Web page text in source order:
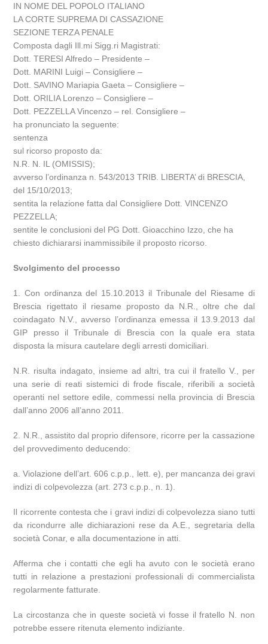
IN NOME DEL POPOLO ITALIANO
LA CORTE SUPREMA DI CASSAZIONE
SEZIONE TERZA PENALE
Composta dagli Ill.mi Sigg.ri Magistrati:
Dott. TERESI Alfredo – Presidente –
Dott. MARINI Luigi – Consigliere –
Dott. SAVINO Mariapia Gaeta – Consigliere –
Dott. ORILIA Lorenzo – Consigliere –
Dott. PEZZELLA Vincenzo – rel. Consigliere –
ha pronunciato la seguente:
sentenza
sul ricorso proposto da:
N.R. N. IL (OMISSIS);
avverso l’ordinanza n. 543/2013 TRIB. LIBERTA’ di BRESCIA,
del 15/10/2013;
sentita la relazione fatta dal Consigliere Dott. VINCENZO
PEZZELLA;
sentite le conclusioni del PG Dott. Gioacchino Izzo, che ha
chiesto dichiararsi inammissibile il proposto ricorso.
Svolgimento del processo
1. Con ordinanza del 15.10.2013 il Tribunale del Riesame di
Brescia rigettato il riesame proposto da N.R., oltre che dal
coindagato N.V., avverso l’ordinanza emessa il 13.9.2013 dal
GIP presso il Tribunale di Brescia con la quale era stata
disposta la misura cautelare degli arresti domiciliari.
N.R. risulta indagato, insieme ad altri, tra cui il fratello V., per
una serie di reati sistemici di frode fiscale, riferibili a società
operanti nel settore edile, commessi nella provincia di Brescia
dall’anno 2006 all’anno 2011.
2. N.R., assistito dal proprio difensore, ricorre per la cassazione
del provvedimento deducendo:
a. Violazione dell’art. 606 c.p.p., lett. e), per mancanza dei gravi
indizi di colpevolezza (art. 273 c.p.p., n. 1).
Il ricorrente contesta che i gravi indizi di colpevolezza siano tutti
da ricondurre alle dichiarazioni rese da A.E., segretaria della
società Conar, e alla documentazione in atti.
Afferma che i contatti che egli ha avuto con le società erano
tutti in relazione a prestazioni professionali di commercialista
regolarmente fatturate.
La circostanza che in queste società vi fosse il fratello N. non
potrebbe essere ritenuta elemento indiziante.